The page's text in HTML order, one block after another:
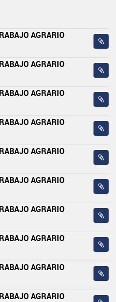
AGRARIO
AGRARIO
AGRARIO
AGRARIO
AGRARIO
AGRARIO
AGRARIO
AGRARIO
AGRARIO
AGRARIO